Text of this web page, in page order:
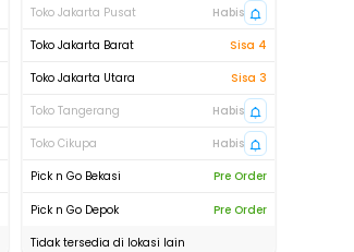
Toko Jakarta Pusat
Habis
Toko Jakarta Barat
Sisa 4
Toko Jakarta Utara
Sisa 3
Toko Tangerang
Habis
Toko Cikupa
Habis
Pick n Go Bekasi
Pre Order
Pick n Go Depok
Pre Order
Tidak tersedia di lokasi lain